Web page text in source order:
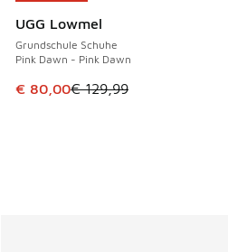
UGG Lowmel
Grundschule Schuhe
Pink Dawn - Pink Dawn
Dieser Artikel ist im Sale. Der
€ 80,00€ 129,99